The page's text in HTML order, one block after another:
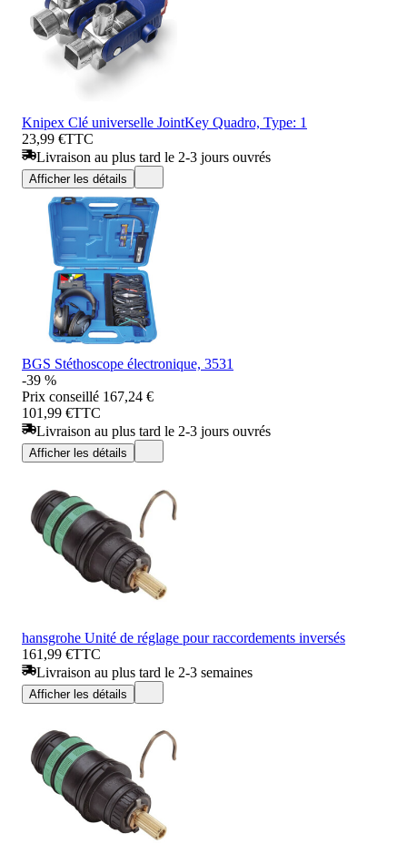
Knipex Clé universelle JointKey Quadro, Type: 1
23,99 €TTC
Livraison au plus tard le 2-3 jours ouvrés
Afficher les détails
BGS Stéthoscope électronique, 3531
-39 %
Prix conseillé 167,24 €
101,99 €TTC
Livraison au plus tard le 2-3 jours ouvrés
Afficher les détails
hansgrohe Unité de réglage pour raccordements inversés
161,99 €TTC
Livraison au plus tard le 2-3 semaines
Afficher les détails